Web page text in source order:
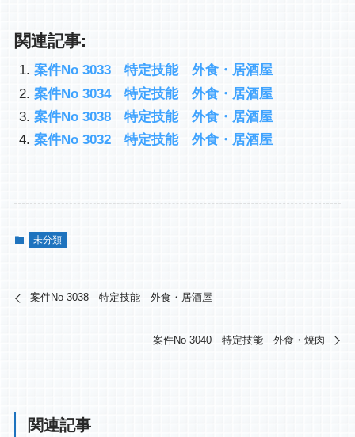
関連記事:
案件No 3033 特定技能 外食・居酒屋
案件No 3034 特定技能 外食・居酒屋
案件No 3038 特定技能 外食・居酒屋
案件No 3032 特定技能 外食・居酒屋
未分類
案件No 3038 特定技能 外食・居酒屋
案件No 3040 特定技能 外食・焼肉
関連記事